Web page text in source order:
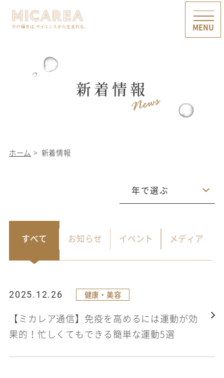
新着情報
ホーム 新着情報
年で選ぶ
2026
2022
2021
すべて お知らせ イベント メディア
2025.12.26 健康・美容
【ミカレア通信】免疫を高めるには運動が効
果的！忙しくてもできる簡単な運動5選